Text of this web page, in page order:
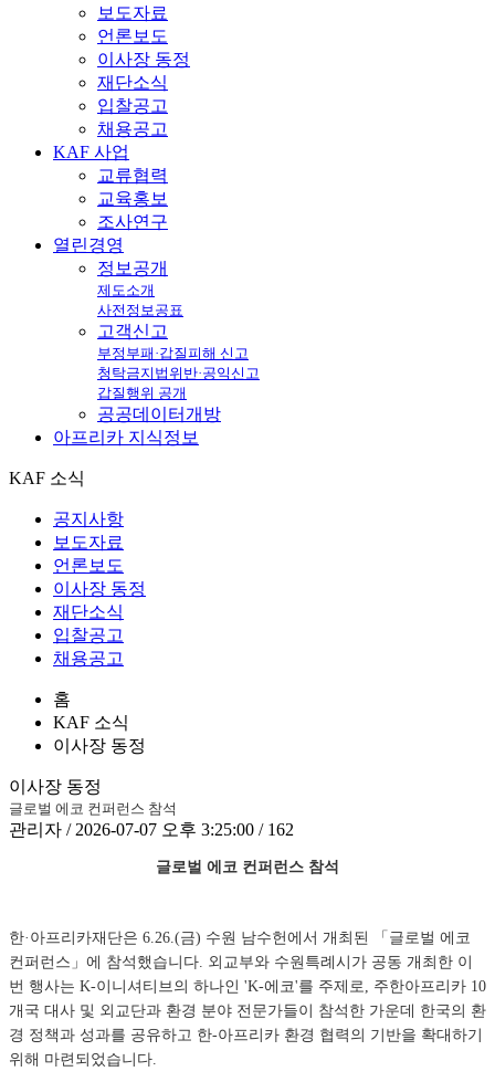
보도자료
언론보도
이사장 동정
재단소식
입찰공고
채용공고
KAF 사업
교류협력
교육홍보
조사연구
열린경영
정보공개
제도소개
사전정보공표
고객신고
부정부패·갑질피해 신고
청탁금지법위반·공익신고
갑질행위 공개
공공데이터개방
아프리카 지식정보
KAF 소식
공지사항
보도자료
언론보도
이사장 동정
재단소식
입찰공고
채용공고
홈
KAF 소식
이사장 동정
이사장 동정
글로벌 에코 컨퍼런스 참석
관리자 / 2026-07-07 오후 3:25:00 / 162
글로벌 에코 컨퍼런스 참석
한·아프리카재단은 6.26.(금) 수원 남수헌에서 개최된 「글로벌 에코
컨퍼런스」에 참석했습니다. 외교부와 수원특례시가 공동 개최한 이
번 행사는 K-이니셔티브의 하나인 'K-에코'를 주제로, 주한아프리카 10
개국 대사 및 외교단과 환경 분야 전문가들이 참석한 가운데 한국의 환
경 정책과 성과를 공유하고 한-아프리카 환경 협력의 기반을 확대하기
위해 마련되었습니다.